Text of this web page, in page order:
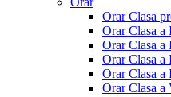
Orar Clasa
Orar Clasa a
Orar Clasa a
Orar Clasa a
Orar Clasa a
Orar Clasa a